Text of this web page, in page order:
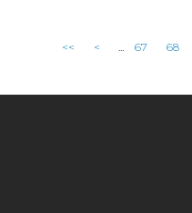
<< < ... 67 68